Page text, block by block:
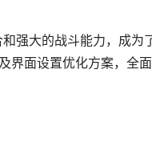
强大的战斗能力，成为
界面设置优化方案，全